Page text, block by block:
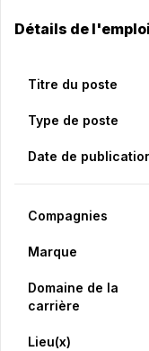
Détails de l'emploi
Titre du poste
Type de poste
Date de
Compagnies
Marque
Domaine de la
carrière
Lieu(x)